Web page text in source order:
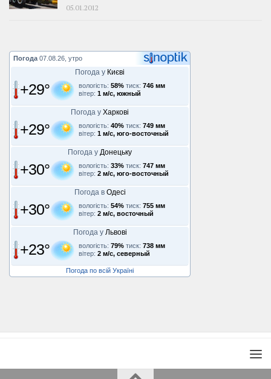
05.01.2012
Погода 07.08.26, утро
Погода у Києві
+29° вологість: 58% тиск: 746 мм
вітер: 1 м/с, южный
Погода у Харкові
+29° вологість: 40% тиск: 749 мм
вітер: 1 м/с, юго-восточный
Погода у Донецьку
+30° вологість: 33% тиск: 747 мм
вітер: 2 м/с, юго-восточный
Погода в Одесі
+30° вологість: 54% тиск: 755 мм
вітер: 2 м/с, восточный
Погода у Львові
+23° вологість: 79% тиск: 738 мм
вітер: 2 м/с, северный
Погода по всій Україні